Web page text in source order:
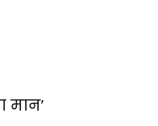
मान’